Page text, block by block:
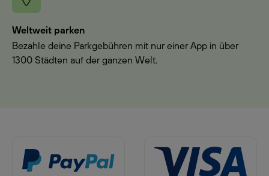
Weltweit parken
Bezahle deine Parkgebühren mit nur einer App in über
1300 Städten auf der ganzen Welt.